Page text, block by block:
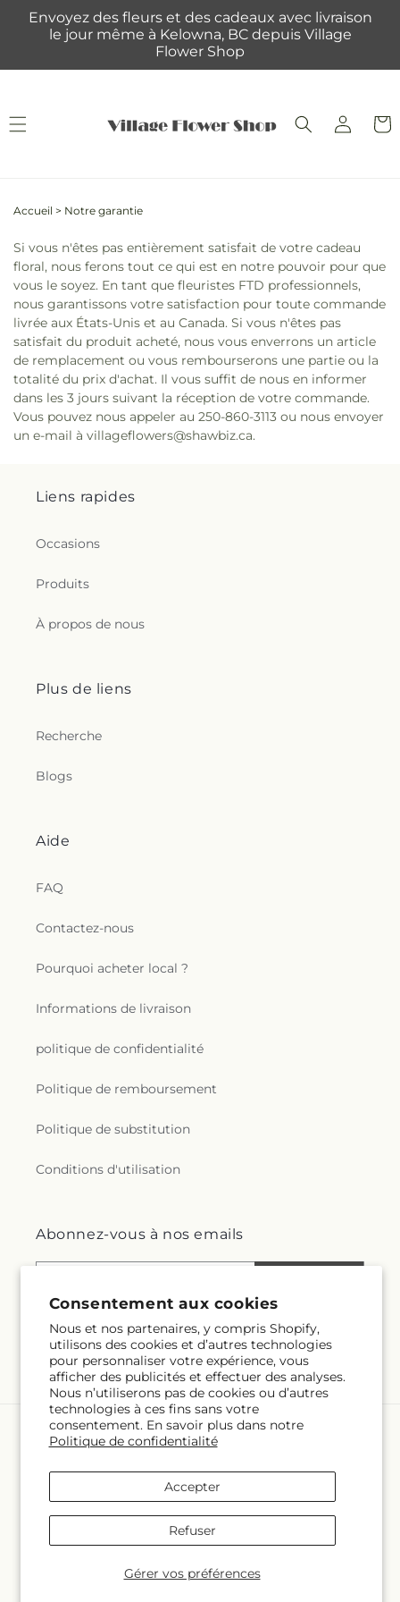
Consentement aux cookies
Nous et nos partenaires, y compris Shopify,
utilisons des cookies et d’autres technologies
pour personnaliser votre expérience, vous
afficher des publicités et effectuer des analyses.
Nous n’utiliserons pas de cookies ou d’autres
technologies à ces fins sans votre
consentement. En savoir plus dans notre
Politique de confidentialité
Gérer vos préférences
Accepter
Refuser
passer
Envoyez des fleurs et des cadeaux avec livraison
le jour même à Kelowna, BC depuis Village
Flower Shop
Connexion
Accueil > Notre garantie
Si vous n'êtes pas entièrement satisfait de votre cadeau
floral, nous ferons tout ce qui est en notre pouvoir pour que
vous le soyez. En tant que fleuristes FTD professionnels,
nous garantissons votre satisfaction pour toute commande
livrée aux États-Unis et au Canada. Si vous n'êtes pas
satisfait du produit acheté, nous vous enverrons un article
de remplacement ou vous rembourserons une partie ou la
totalité du prix d'achat. Il vous suffit de nous en informer
dans les 3 jours suivant la réception de votre commande.
Vous pouvez nous appeler au 250-860-3113 ou nous envoyer
un e-mail à villageflowers@shawbiz.ca.
Liens rapides
Occasions
Produits
À propos de nous
Plus de liens
Recherche
Blogs
Aide
FAQ
Contactez-nous
Pourquoi acheter local ?
Informations de livraison
politique de confidentialité
Politique de remboursement
Politique de substitution
Conditions d'utilisation
Abonnez-vous à nos emails
FacebookInstagram
Langue
FR
Moyens
© OpenStreetMap contributors